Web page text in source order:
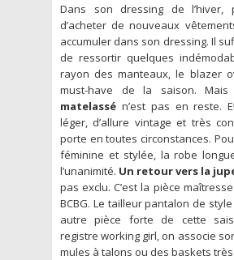
Dans son dressing de l’hiver,
d’acheter de nouveaux
accumuler dans son dressing. Il
de ressortir quelques
rayon des manteaux, le blazer
must-have de la saison.
matelassé n’est pas en reste.
léger, d’allure vintage et très
porte en toutes circonstances.
féminine et stylée, la robe
l’unanimité. Un retour vers la
pas exclu. C’est la pièce
BCBG. Le tailleur pantalon de
autre pièce forte de cette
registre working girl, on associe
mules à talons ou des baskets